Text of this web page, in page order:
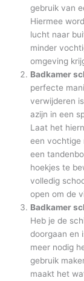
gebruik van
Hiermee
lucht naar
minder
omgeving
Badkamer
perfecte
verwijderen
azijn in een
Laat het
een vochtige
een
hoekjes te
volledig
open om de
Badkamer
Heb je de
doorgaan en
meer nodig
gebruik
maakt het